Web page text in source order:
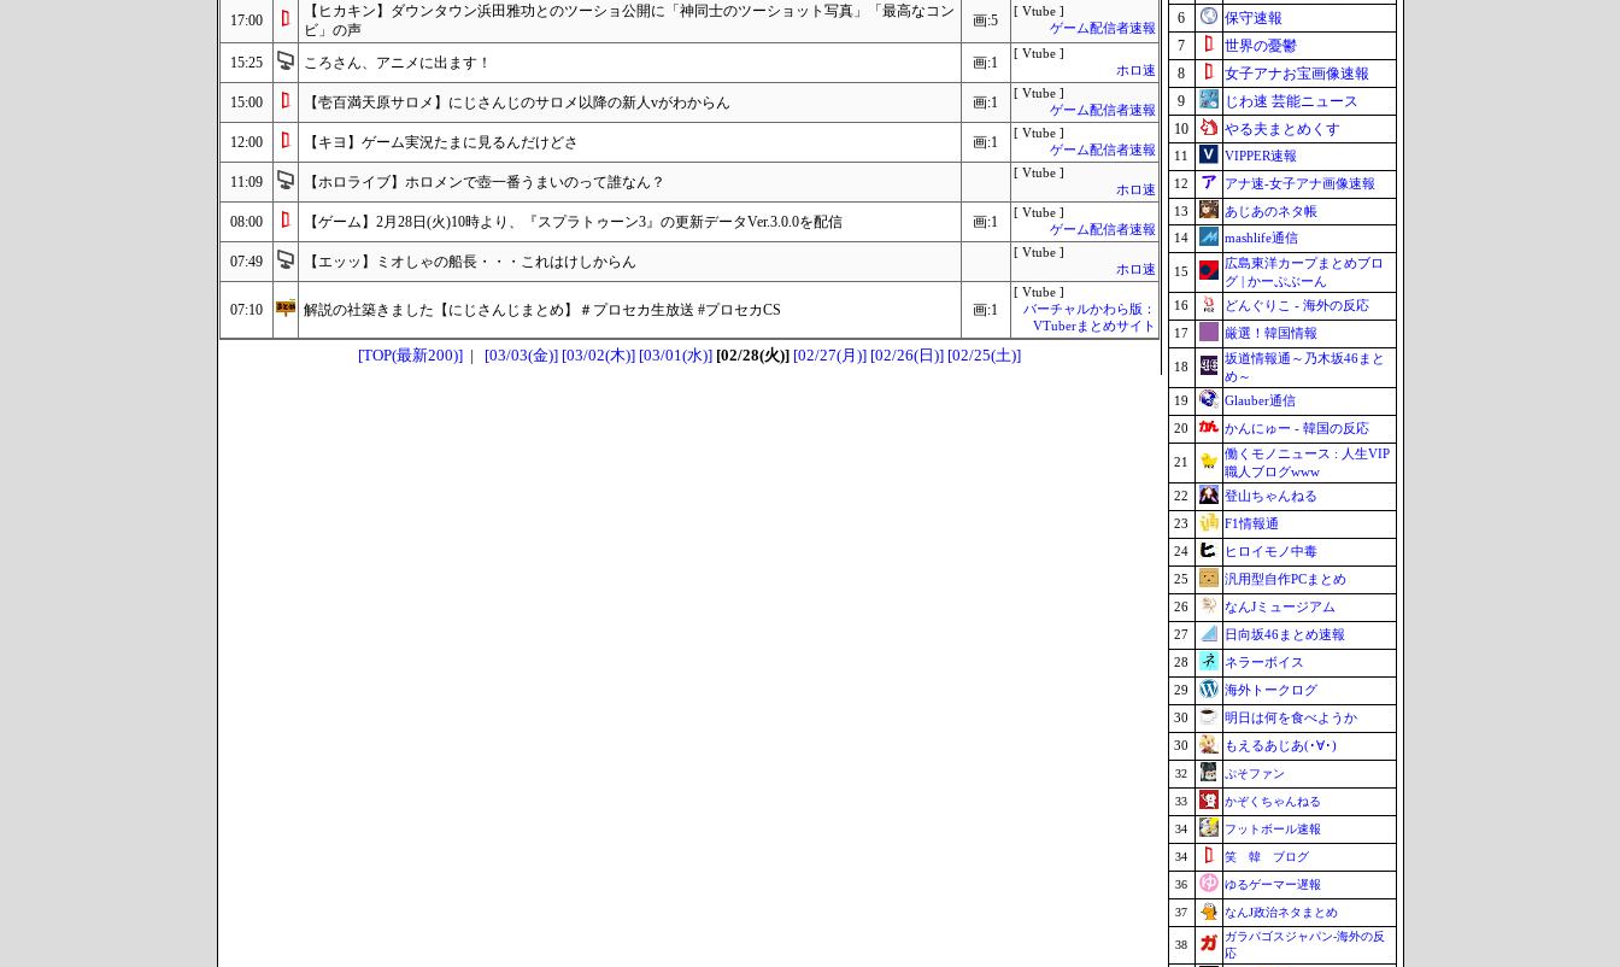
17:00
【ヒカキン】ダウンタウン浜田雅功とのツーショ公開に「神同士のツーショット写真」「最高なコン
ビ」の声
画:5
[ Vtube ]
ゲーム配信者速報
15:25 ころさん、アニメに出ます！ 画:1
[ Vtube ]
ホロ速
15:00 【壱百満天原サロメ】にじさんじのサロメ以降の新人vがわからん 画:1
[ Vtube ]
ゲーム配信者速報
12:00 【キヨ】ゲーム実況たまに見るんだけどさ 画:1
[ Vtube ]
ゲーム配信者速報
11:09 【ホロライブ】ホロメンで壺一番うまいのって誰なん？
[ Vtube ]
ホロ速
08:00 【ゲーム】2月28日(火)10時より、『スプラトゥーン3』の更新データVer.3.0.0を配信 画:1
[ Vtube ]
ゲーム配信者速報
07:49 【エッッ】ミオしゃの船長・・・これはけしからん
[ Vtube ]
ホロ速
07:10 解説の社築きました【にじさんじまとめ】＃プロセカ生放送 #プロセカCS 画:1
[ Vtube ]
バーチャルかわら版：
VTuberまとめサイト
[TOP(最新200)]| [03/03(金)] [03/02(木)] [03/01(水)] [02/28(火)] [02/27(月)] [02/26(日)] [02/25(土)]
6
保守速報
7
世界の憂鬱
8
女子アナお宝画像速報
9
じわ速 芸能ニュース
10
やる夫まとめくす
11
VIPPER速報
12
アナ速‐女子アナ画像速報
13
あじあのネタ帳
14
mashlife通信
15
広島東洋カープまとめブロ
グ | かーぷぶーん
16
どんぐりこ - 海外の反応
17
厳選！韓国情報
18
坂道情報通～乃木坂46まと
め～
19
Glauber通信
20
かんにゅー - 韓国の反応
21
働くモノニュース : 人生VIP
職人ブログwww
22
登山ちゃんねる
23
F1情報通
24
ヒロイモノ中毒
25
汎用型自作PCまとめ
26
なんJミュージアム
27
日向坂46まとめ速報
28
ネラーボイス
29
海外トークログ
30
明日は何を食べようか
30
もえるあじあ(･∀･)
32 ぷそファン
33 かぞくちゃんねる
34 フットボール速報
34 笑 韓 ブログ
36 ゆるゲーマー遅報
37 なんJ政治ネタまとめ
38
ガラパゴスジャパン-海外の反
応